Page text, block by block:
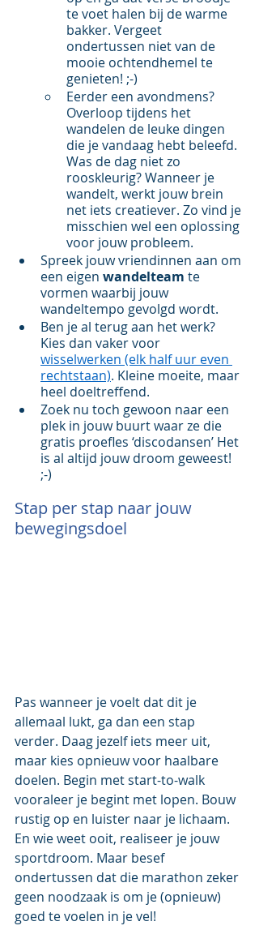
te voet halen bij de warme
bakker. Vergeet
ondertussen niet van de
mooie ochtendhemel te
genieten! ;-)
Eerder een avondmens?
Overloop tijdens het
wandelen de leuke dingen
die je vandaag hebt beleefd.
Was de dag niet zo
rooskleurig? Wanneer je
wandelt, werkt jouw brein
net iets creatiever. Zo vind je
misschien wel een oplossing
voor jouw probleem.
Spreek jouw vriendinnen aan om
een eigen wandelteam te
vormen waarbij jouw
wandeltempo gevolgd wordt.
Ben je al terug aan het werk?
Kies dan vaker voor
wisselwerken (elk half uur even
rechtstaan). Kleine moeite, maar
heel doeltreffend.
Zoek nu toch gewoon naar een
plek in jouw buurt waar ze die
gratis proefles ‘discodansen’ Het
is al altijd jouw droom geweest!
;-)
Stap per stap naar jouw
bewegingsdoel
Pas wanneer je voelt dat dit je
allemaal lukt, ga dan een stap
verder. Daag jezelf iets meer uit,
maar kies opnieuw voor haalbare
doelen. Begin met start-to-walk
vooraleer je begint met lopen. Bouw
rustig op en luister naar je lichaam.
En wie weet ooit, realiseer je jouw
sportdroom. Maar besef
ondertussen dat die marathon zeker
geen noodzaak is om je (opnieuw)
goed te voelen in je vel!